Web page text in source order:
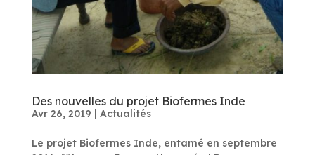
Des nouvelles du projet Biofermes Inde
Avr 26, 2019 | Actualités
Le projet Biofermes Inde, entamé en septembre